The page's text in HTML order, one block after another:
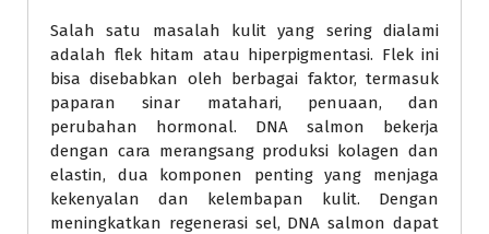
Salah satu masalah kulit yang sering dialami
adalah flek hitam atau hiperpigmentasi. Flek ini
bisa disebabkan oleh berbagai faktor, termasuk
paparan sinar matahari, penuaan, dan
perubahan hormonal. DNA salmon bekerja
dengan cara merangsang produksi kolagen dan
elastin, dua komponen penting yang menjaga
kekenyalan dan kelembapan kulit. Dengan
meningkatkan regenerasi sel, DNA salmon dapat